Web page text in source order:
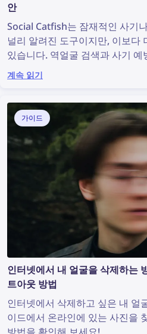
안
Social Catfish는 잠재적인 사기
널리 알려진 도구이지만, 이보다
있습니다. 역얼굴 검색과 사기 예
Social Catfish 대안을 확인해 보세
계속 읽기
가이드
인터넷에서 내 얼굴을 삭제하는
트아웃 방법
인터넷에서 삭제하고 싶은 내 얼
이드에서 온라인에 있는 사진을